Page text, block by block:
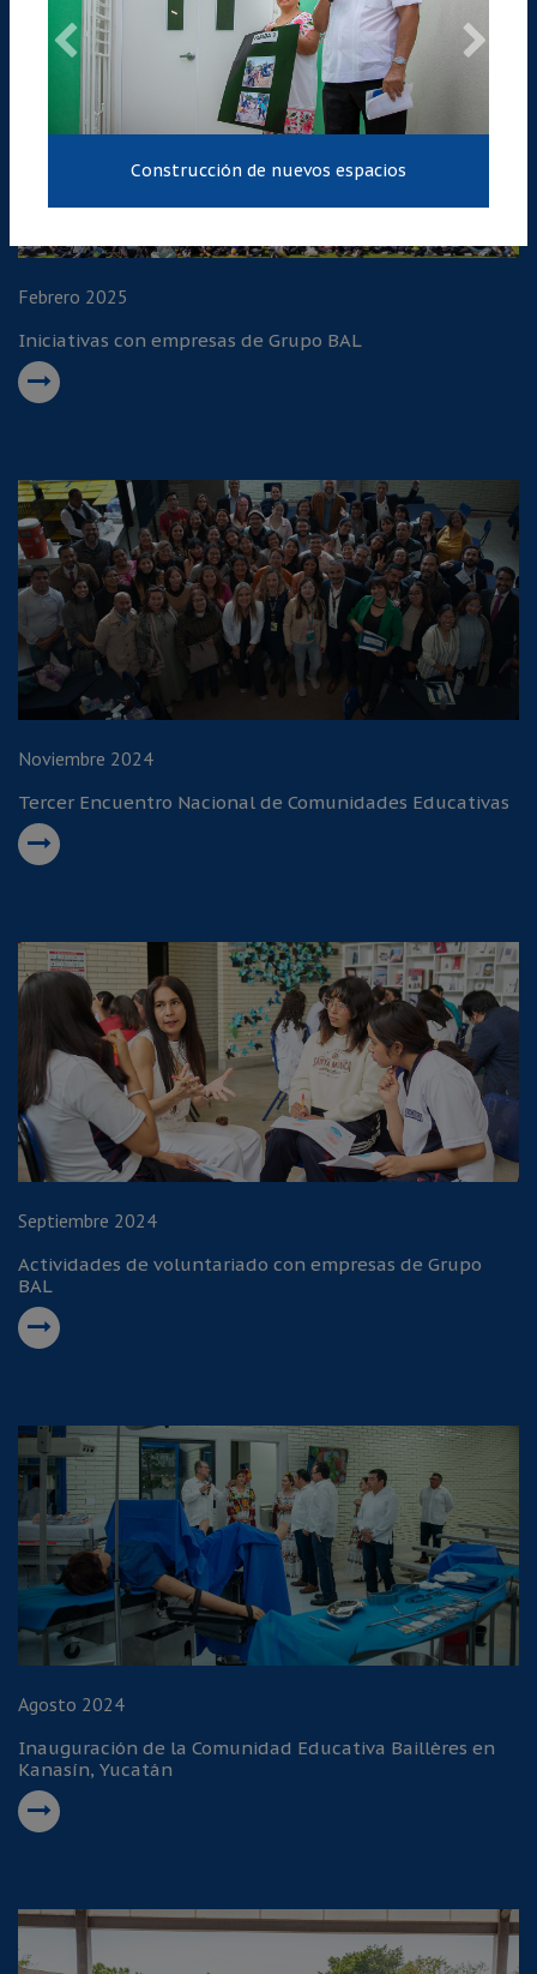
Febrero 2025
Iniciativas con empresas de Grupo BAL
Noviembre 2024
Tercer Encuentro Nacional de Comunidades Educativas
Septiembre 2024
Actividades de voluntariado con empresas de Grupo
BAL
Agosto 2024
Inauguración de la Comunidad Educativa Baillères en
Kanasín, Yucatán
Trabajo conjunto para cuidar el hábitat educativo